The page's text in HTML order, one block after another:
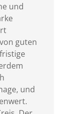
und
guten
und